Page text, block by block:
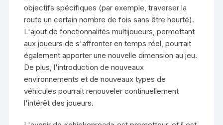
objectifs spécifiques (par exemple, traverser la
route un certain nombre de fois sans être heurté).
L'ajout de fonctionnalités multijoueurs, permettant
aux joueurs de s'affronter en temps réel, pourrait
également apporter une nouvelle dimension au jeu.
De plus, l'introduction de nouveaux
environnements et de nouveaux types de
véhicules pourrait renouveler continuellement
l'intérêt des joueurs.